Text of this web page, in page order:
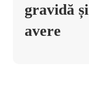
gravidă
avere